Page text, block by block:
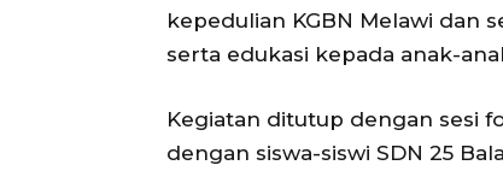
kepedulian KGBN Melawi dan
serta edukasi kepada anak-
Kegiatan ditutup dengan sesi
dengan siswa-siswi SDN 25